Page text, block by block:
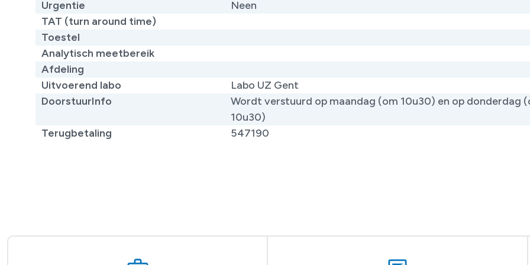
Urgentie
Neen
TAT (turn around time)
Toestel
Analytisch meetbereik
Afdeling
Uitvoerend labo
Labo UZ Gent
DoorstuurInfo
Wordt verstuurd op maandag (om 10u30) en op donderdag
10u30)
Terugbetaling
547190